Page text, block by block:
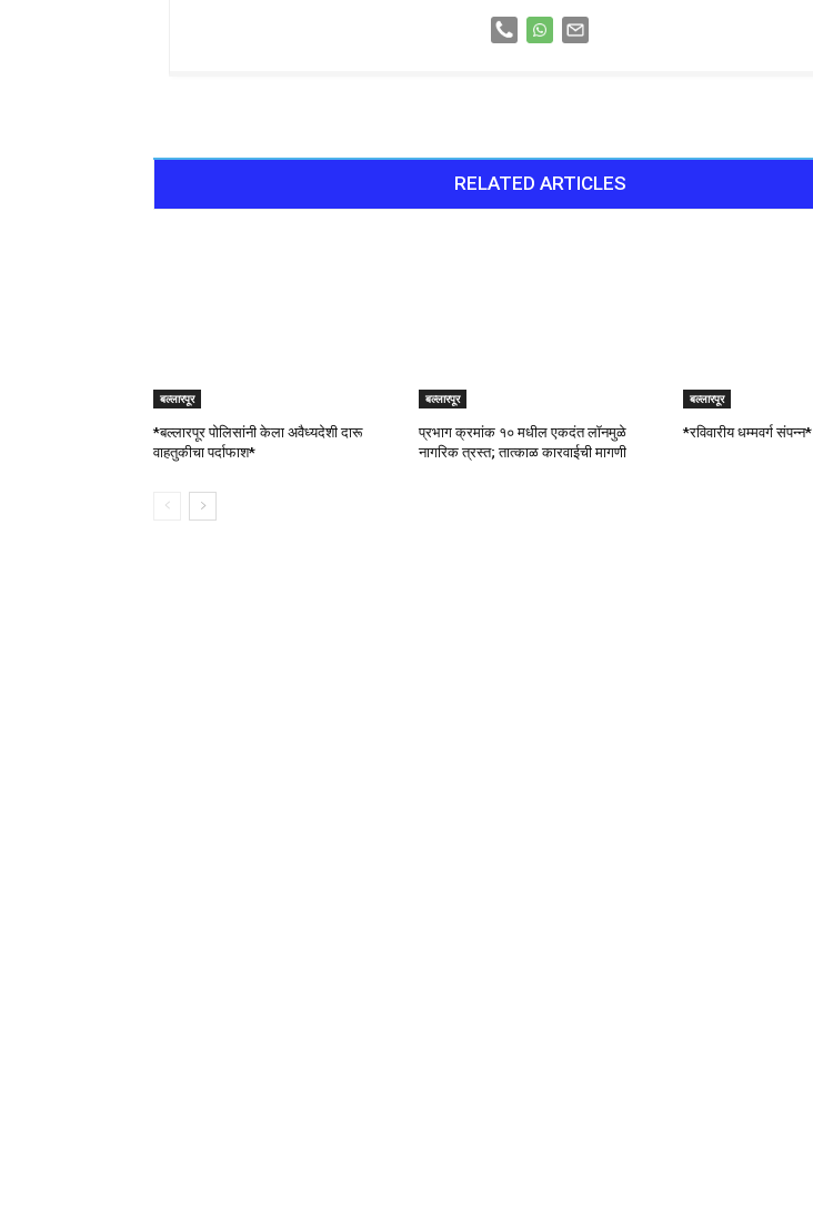
RELATED ARTICLES
बल्लारपूर
*बल्लारपूर पोलिसांनी केला अवैध्यदेशी दारू
वाहतुकीचा पर्दाफाश*
बल्लारपूर
प्रभाग क्रमांक १० मधील एकदंत लॉनमुळे
नागरिक त्रस्त; तात्काळ कारवाईची मागणी
बल्लारपूर
*रविवारीय धम्मवर्ग संपन्न*